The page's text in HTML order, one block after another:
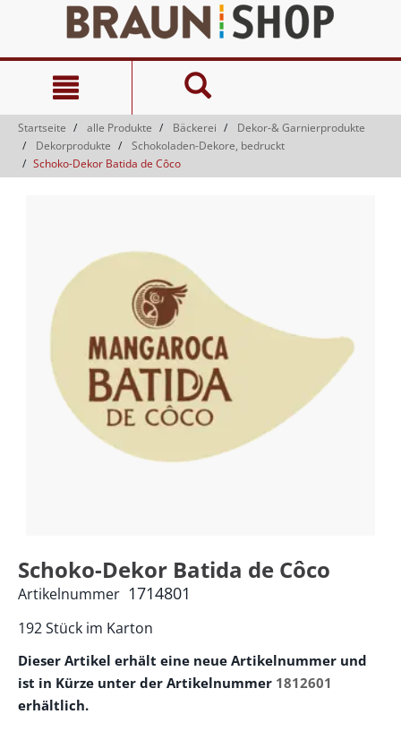
springen
Navigationsmenü
springen
Startseite alle Produkte Bäckerei
Dekor-& Garnierprodukte
Dekorprodukte
Schokoladen-Dekore, bedruckt
Schoko-Dekor Batida de Côco
Schoko-Dekor Batida de Côco
192 Stück im Karton
Artikelnummer 1714801
Dieser Artikel erhält eine neue Artikelnummer und
ist in Kürze unter der Artikelnummer 1812601
erhältlich.